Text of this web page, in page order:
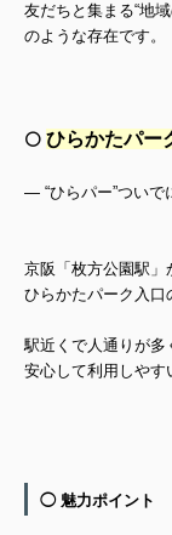
友だちと集まる“地
のような存在です。
⚪️ ひらかたパー
— “ひらパー”ついで
京阪「枚方公園駅」
ひらかたパーク入口
駅近くで人通りが多
安心して利用しやす
◯ 魅力ポイント